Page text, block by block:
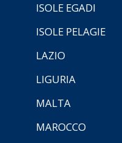
ISOLE EGADI
ISOLE PELAGIE
LAZIO
LIGURIA
MALTA
MAROCCO